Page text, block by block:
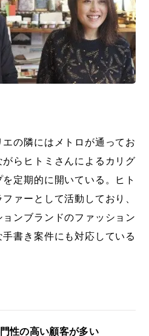
の隣にはメトロが通ってお
らヒトミさんによるカリグ
定期的に開いている。ヒト
ァーとして活動しており、
ンブランドのファッション
書き案件にも対応している
性の高い顧客が多い